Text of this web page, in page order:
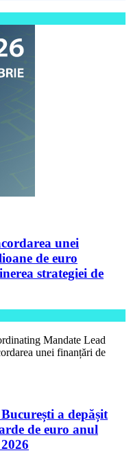
unei
de euro
strategiei de
Mandate Lead
unei finanțări de
a depășit
de euro anul